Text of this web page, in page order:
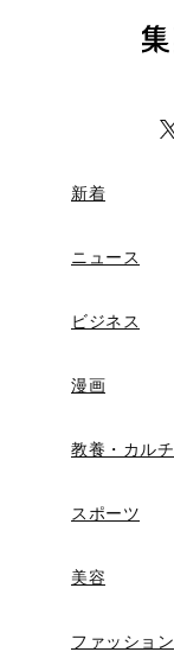
新着
ニュース
ビジネス
漫画
教養・カル
スポーツ
美容
ファッション